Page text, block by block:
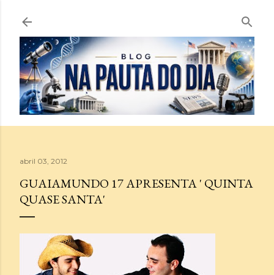
Pular para o conteúdo principal
abril 03, 2012
GUAIAMUNDO 17 APRESENTA ' QUINTA
QUASE SANTA'